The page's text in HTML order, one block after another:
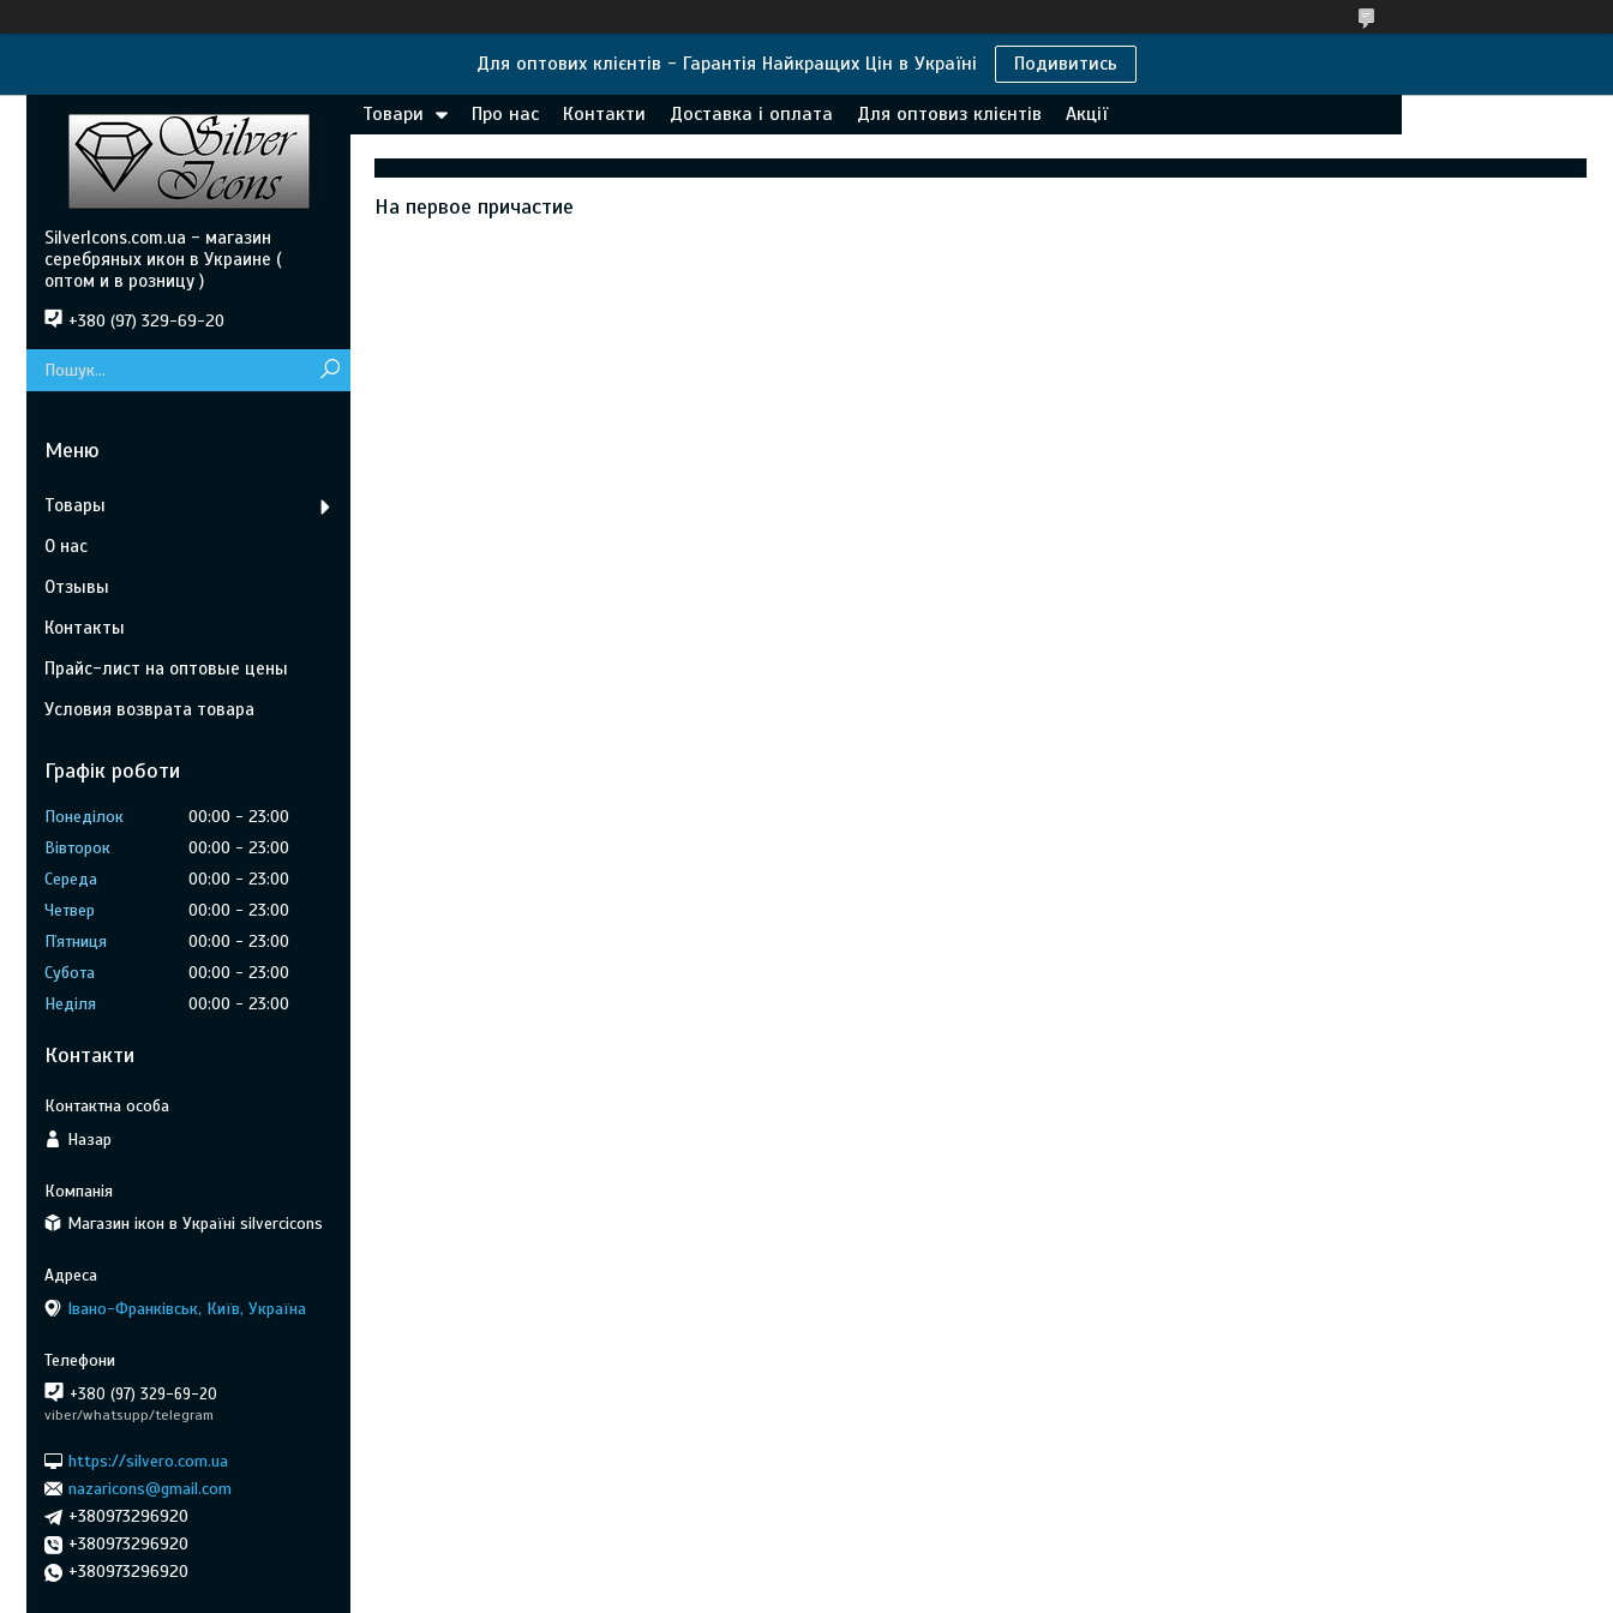
Для оптових клієнтів - Гарантія Найкращих Цін в Україні Подивитись
Товари Про нас Контакти Доставка і оплата Для оптовиз клієнтів Акції
На первое причастие
SilverIcons.com.ua - магазин
серебряных икон в Украине (
оптом и в розницу )
+380 (97) 329-69-20
Товары
О нас
Отзывы
Контакты
Прайс-лист на оптовые цены
Условия возврата товара
Графік роботи
Понеділок 00:00
23:00
Вівторок
00:00
23:00
Середа
00:00
23:00
Четвер
00:00
23:00
Пʼятниця
00:00
23:00
Субота
00:00
23:00
Неділя
00:00 23:00
Контакти
Назар
Магазин ікон в Україні silvercicons
Івано-Франківськ, Київ, Україна
+380 (97) 329-69-20
viber/whatsupp/telegram
https://silvero.com.ua
nazaricons@gmail.com
+380973296920
+380973296920
+380973296920